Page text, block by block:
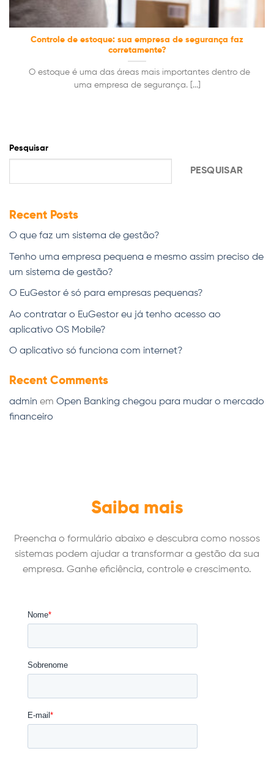
Controle de estoque: sua empresa de segurança faz
corretamente?
O estoque é uma das áreas mais importantes dentro de
uma empresa de segurança. [...]
Pesquisar
PESQUISAR
Recent Posts
O que faz um sistema de gestão?
Tenho uma empresa pequena e mesmo assim preciso de
um sistema de gestão?
O EuGestor é só para empresas pequenas?
Ao contratar o EuGestor eu já tenho acesso ao
aplicativo OS Mobile?
O aplicativo só funciona com internet?
Recent Comments
admin em Open Banking chegou para mudar o mercado
financeiro
Saiba mais
Preencha o formulário abaixo e descubra como nossos
sistemas podem ajudar a transformar a gestão da sua
empresa. Ganhe eficiência, controle e crescimento.